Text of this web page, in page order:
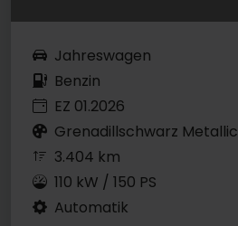
Jahreswagen
Benzin
EZ 01.2026
Grenadillschwarz Metallic
3.404 km
110 kW / 150 PS
Automatik